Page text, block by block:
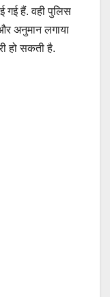
हैं. वही पुलिस
अनुमान लगाया
हो सकती है.